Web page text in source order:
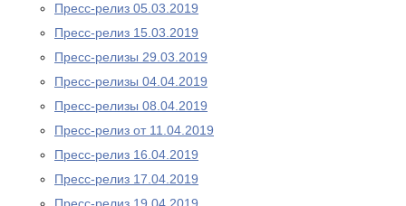
Пресс-релиз 05.03.2019
Пресс-релиз 15.03.2019
Пресс-релизы 29.03.2019
Пресс-релизы 04.04.2019
Пресс-релизы 08.04.2019
Пресс-релиз от 11.04.2019
Пресс-релиз 16.04.2019
Пресс-релиз 17.04.2019